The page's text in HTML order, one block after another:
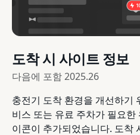
도착 시 사이트 정보
다음에 포함2025.26
충전기 도착 환경을 개선하기
비스 또는 유료 주차가 필요
이콘이 추가되었습니다. 도착